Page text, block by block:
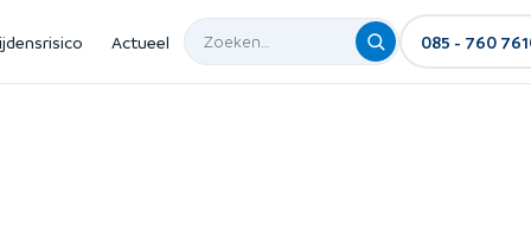
Actueel 085 - 760